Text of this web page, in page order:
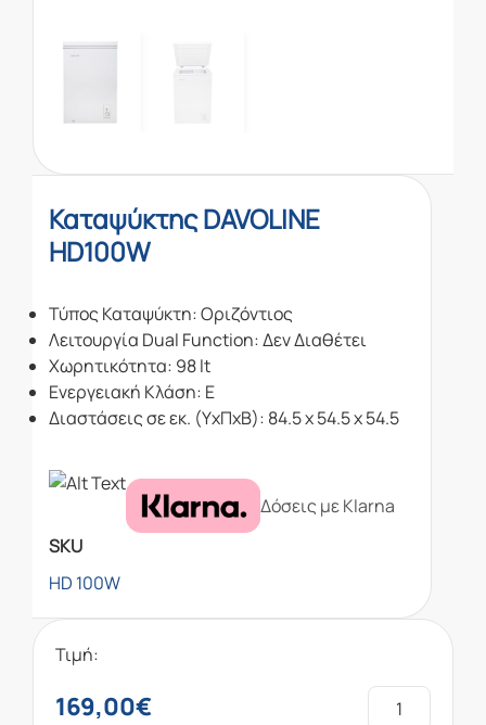
Καταψύκτης DAVOLINE
HD100W
Τύπος Καταψύκτη: Οριζόντιος
Λειτουργία Dual Function: Δεν Διαθέτει
Χωρητικότητα: 98 lt
Ενεργειακή Κλάση: Ε
Διαστάσεις σε εκ. (ΥxΠxΒ): 84.5 x 54.5 x 54.5
Δόσεις με Klarna
SKU
HD 100W
Τιμή:
169,00€